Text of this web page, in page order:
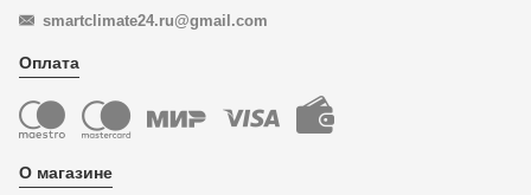
smartclimate24.ru@gmail.com
Оплата
О магазине